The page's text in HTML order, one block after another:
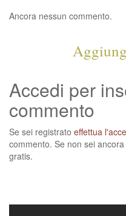
Ancora nessun commento.
Accedi per
commento
Se sei registrato effettua
commento. Se non sei
gratis.